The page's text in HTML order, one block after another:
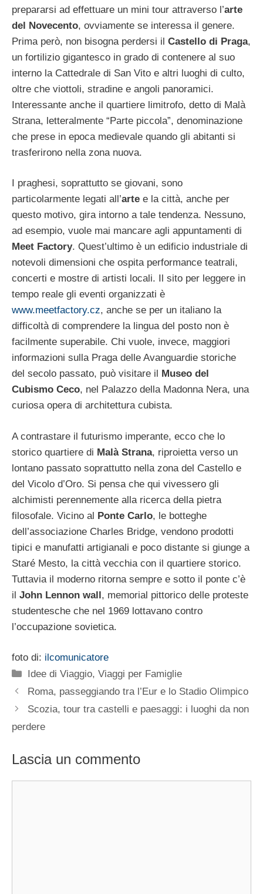
prepararsi ad effettuare un mini tour attraverso l’arte
del Novecento, ovviamente se interessa il genere.
Prima però, non bisogna perdersi il Castello di Praga,
un fortilizio gigantesco in grado di contenere al suo
interno la Cattedrale di San Vito e altri luoghi di culto,
oltre che viottoli, stradine e angoli panoramici.
Interessante anche il quartiere limitrofo, detto di Malà
Strana, letteralmente “Parte piccola”, denominazione
che prese in epoca medievale quando gli abitanti si
trasferirono nella zona nuova.
I praghesi, soprattutto se giovani, sono
particolarmente legati all’arte e la città, anche per
questo motivo, gira intorno a tale tendenza. Nessuno,
ad esempio, vuole mai mancare agli appuntamenti di
Meet Factory. Quest’ultimo è un edificio industriale di
notevoli dimensioni che ospita performance teatrali,
concerti e mostre di artisti locali. Il sito per leggere in
tempo reale gli eventi organizzati è
www.meetfactory.cz, anche se per un italiano la
difficoltà di comprendere la lingua del posto non è
facilmente superabile. Chi vuole, invece, maggiori
informazioni sulla Praga delle Avanguardie storiche
del secolo passato, può visitare il
Museo del
Cubismo Ceco, nel Palazzo della Madonna Nera, una
curiosa opera di architettura cubista.
A contrastare il futurismo imperante, ecco che lo
storico quartiere di Malà Strana, riproietta verso un
lontano passato soprattutto nella zona del Castello e
del Vicolo d’Oro. Si pensa che qui vivessero gli
alchimisti perennemente alla ricerca della pietra
filosofale. Vicino al Ponte Carlo, le botteghe
dell’associazione Charles Bridge, vendono prodotti
tipici e manufatti artigianali e poco distante si giunge a
Staré Mesto, la città vecchia con il quartiere storico.
Tuttavia il moderno ritorna sempre e sotto il ponte c’è
il John Lennon wall, memorial pittorico delle proteste
studentesche che nel 1969 lottavano contro
l’occupazione sovietica.
foto di: ilcomunicatore
Categorie
Idee di Viaggio,Viaggi per Famiglie
Roma, passeggiando tra l’Eur e lo Stadio Olimpico
Scozia, tour tra castelli e paesaggi: i luoghi da non
perdere
Lascia un commento